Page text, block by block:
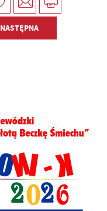
NASTĘPNA